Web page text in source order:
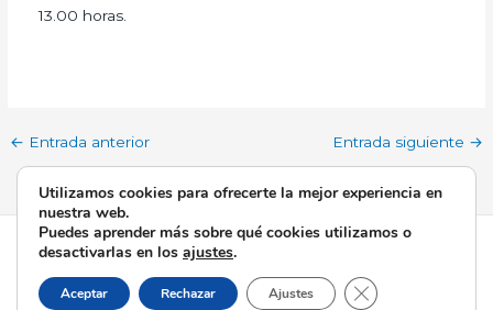
13.00 horas.
← Entrada anterior Entrada siguiente →
Todos los derechos © 2026 Esperanza de Triana | Funciona
gracias aTema Astra para WordPress
Utilizamos cookies para ofrecerte la mejor experiencia en
nuestra web.
Puedes aprender más sobre qué cookies utilizamos o
desactivarlas en los ajustes.
Aceptar Rechazar Ajustes Cerrar el banner